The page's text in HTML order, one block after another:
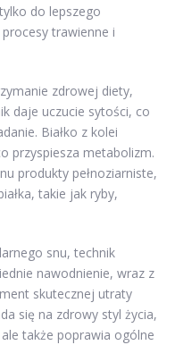
do lepszego
trawienne i
zdrowej diety,
daje uczucie sytości, co
Białko z kolei
przyspiesza metabolizm.
produkty pełnoziarniste,
takie jak ryby,
snu, technik
nawodnienie, wraz z
skutecznej utraty
się na zdrowy styl życia,
także poprawia ogólne